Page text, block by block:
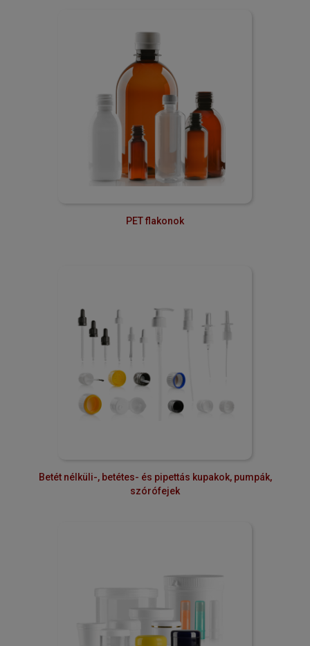
PET flakonok
Betét nélküli-, betétes- és pipettás kupakok, pumpák,
szórófejek